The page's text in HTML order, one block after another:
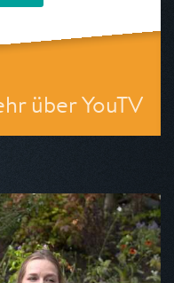
über YouTV